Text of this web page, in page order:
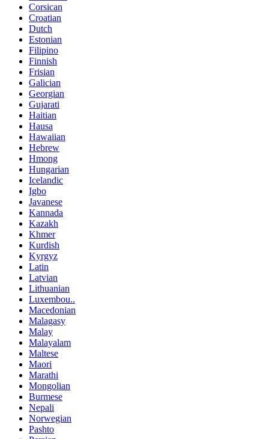
Corsican
Croatian
Dutch
Estonian
Filipino
Finnish
Frisian
Galician
Georgian
Gujarati
Haitian
Hausa
Hawaiian
Hebrew
Hmong
Hungarian
Icelandic
Igbo
Javanese
Kannada
Kazakh
Khmer
Kurdish
Kyrgyz
Latin
Latvian
Lithuanian
Luxembou..
Macedonian
Malagasy
Malay
Malayalam
Maltese
Maori
Marathi
Mongolian
Burmese
Nepali
Norwegian
Pashto